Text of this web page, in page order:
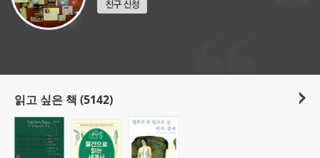
읽고 싶은 책 (5142)